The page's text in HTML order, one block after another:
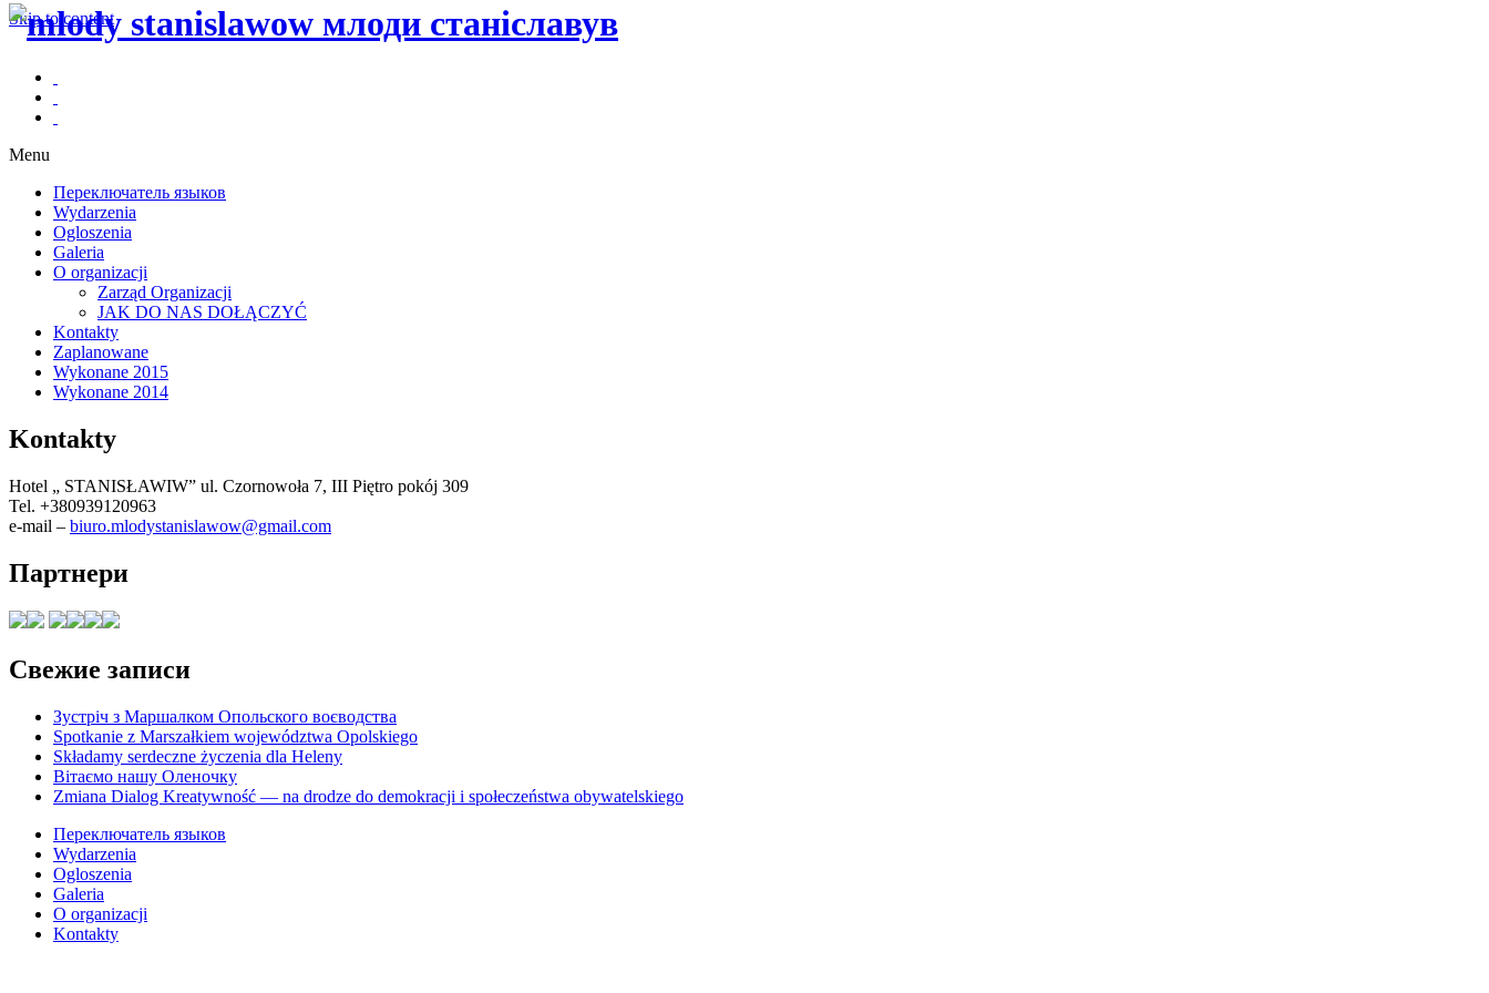
Skip to content
Menu
Переключатель языков
Wydarzenia
Ogloszenia
Galeria
O organizacji
Zarząd Organizacji
JAK DO NAS DOŁĄCZYĆ
Kontakty
Zaplanowane
Wykonane 2015
Wykonane 2014
Kontakty
Hotel „ STANISŁAWIW” ul. Czornowoła 7, III Piętro pokój 309
Tel. +380939120963
e-mail – biuro.mlodystanislawow@gmail.com
Партнери
Свежие записи
Зустріч з Маршалком Опольского воєводства
Spotkanie z Marszałkiem województwa Opolskiego
Składamy serdeczne życzenia dla Heleny
Вітаємо нашу Оленочку
Zmiana Dialog Kreatywność — na drodze do demokracji i społeczeństwa obywatelskiego
Переключатель языков
Wydarzenia
Ogloszenia
Galeria
O organizacji
Kontakty